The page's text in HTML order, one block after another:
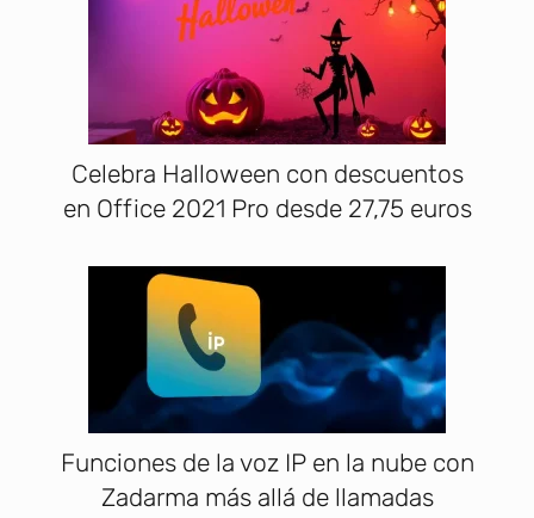
Celebra Halloween con descuentos
en Office 2021 Pro desde 27,75 euros
Funciones de la voz IP en la nube con
Zadarma más allá de llamadas